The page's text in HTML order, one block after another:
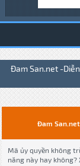
Đam San.net -
Đam
Mã ủy quyền không
năng này hay không?